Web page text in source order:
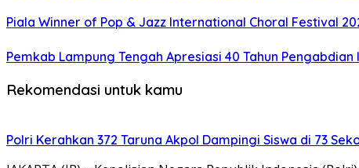
Piala Winner of Pop & Jazz International Choral Festival
Pemkab Lampung Tengah Apresiasi 40 Tahun
Rekomendasi untuk kamu
Polri Kerahkan 372 Taruna Akpol Dampingi Siswa di 73